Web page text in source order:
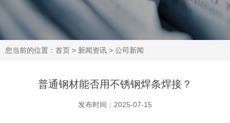
您当前的位置： 首页 > 新闻资讯 > 公司新闻
普通钢材能否用不锈钢焊条焊接？
发布时间：2025-07-15